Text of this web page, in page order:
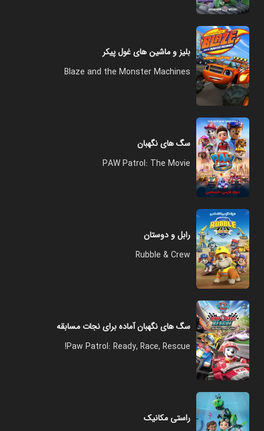
بلیز و ماشین های غول پیکر
Blaze and the Monster Machines
سگ های نگهبان
PAW Patrol: The Movie
رابل و دوستان
Rubble & Crew
سگ های نگهبان آماده برای نجات مسابقه
Paw Patrol: Ready, Race, Rescue!
راستی مکانیک